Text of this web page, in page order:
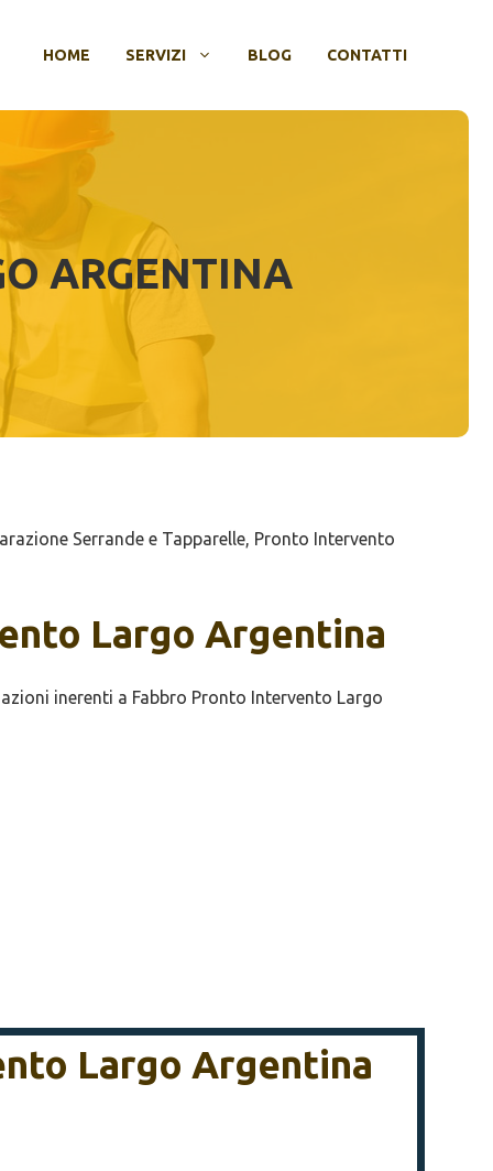
HOME SERVIZI BLOG CONTATTI
ARGENTINA
Serrande e Tapparelle, Pronto Intervento
Largo Argentina
Largo Argentina